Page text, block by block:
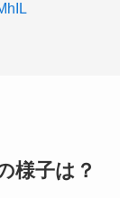
様子は？